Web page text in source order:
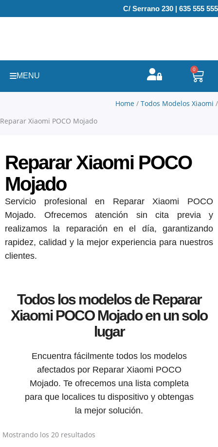
al
C/ Serrano 230 | 635 555 555
MENU
0
Home / Todos Modelos Xiaomi /
Reparar Xiaomi POCO Mojado
Reparar Xiaomi POCO
Mojado
Servicio profesional en Reparar Xiaomi POCO
Mojado. Ofrecemos atención sin cita previa y
realizamos la reparación en el día, garantizando
rapidez, calidad y la mejor experiencia para nuestros
clientes.
Todos los modelos de Reparar
Xiaomi POCO Mojado en un solo
lugar
Encuentra fácilmente todos los modelos
afectados por Reparar Xiaomi POCO
Mojado. Te ofrecemos una lista completa
para que localices tu dispositivo y obtengas
la mejor solución.
Mostrando los 20 resultados